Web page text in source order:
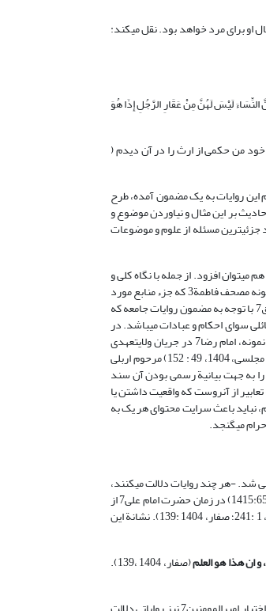
مال او برای مرد خواهد بود. نقل می‏کند:
بود: إِنَّ النِّسَاءَ لَیْسَ لَهُنَّ مِنْ عَقَارِ الرَّجُلِ إِذَا هُوَ
به خط علی7 و املاء پیامبر9 بود را مطرح می‏کند و می‏گوید خود من حکمی از ارث را در آن دیدم (
این روایات به یک مضمون آمده، طرح
بر این مثال و نیاوردن موضوع و
جزئی‏ترین مسئله از علوم و موضوعات
افزود. از جمله با نگاه کلی و
کلان به منابع علوم ائمه:می‏توان ادعا نمود که هر یک از این منابع، متکفّل بیان و دست‏یابی به گروه و گونة خاصی از علوم مختلف بوده‏اند. به‏عنوان نمونه مصحف فاطمة3 که جزء منابع مورد
تاکید ائمه: می‏باشد، منبع شناخت و آگاهی از علوم ویژه‏ای بوده است، و یا روایت حارث نضری (طوسی، 1414، 408؛ صفار، 1404، 316) از امام صادق7 با توجه به مضمون روایات جامعه که
سوای احکام و عبادات می‏باشد. در
برخی روایات کنار هم قرار گرفتن جفر و جامعه باعث گردیده، محتوای جامعه مسائلی فراتر از احکام و حلال و حرام الهی دانسته شود. به عنوان نمونه، امام رضا7 در جریان ولایت‏عهدی
تحمیلی از مامون برای جلوگیری از انحراف فکری شیعه از جمله به جامعه و جفر استناد می‏کنند (اربلی،1381، 2 :337؛ ابن‏شهرآشوب، 1379، 4: 364؛ مجلسی، 1404، 49 : 152) مرحوم اربلی
این عهدنامه را به جهت بیانیة رسمی بودن آن سند
جفر در این‏گونه تعابیر از آن‏روست که واقعیت داشتن یا
نباید باعث سرایت محتوای هر یک به
می‏گنجد.
به خواص و گروه‏های مردم معرفی شد. -هر چند روایات دلالت می‏کنند،
قبل از آن زمان به صورت ویژه افراد معدودی در زمان پیامبر9 مثل ام‏سلمه (صفار،1404: 163)، و یا طلحه (طبرسی، 1403، 1 :153؛ سلیم‏بن‏قیس، 1415:657) در زمان حضرت امام علی7 از
آن آگاه شده اند- در زمان امام صادق7 شهرت بیشتری میان خواص و شیعیان و حتی شاخه‏های فرعی و منحرف از شیعیان یافته بود (کلینی، 1365، 1 :241؛ صفار، 1404 :139). نشانة این
ان هذا هو العلم (صفار، 1404 ،139).